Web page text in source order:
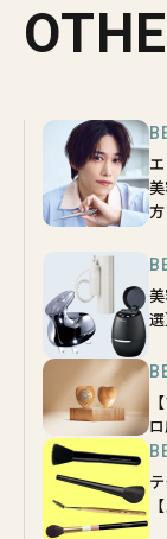
方
選